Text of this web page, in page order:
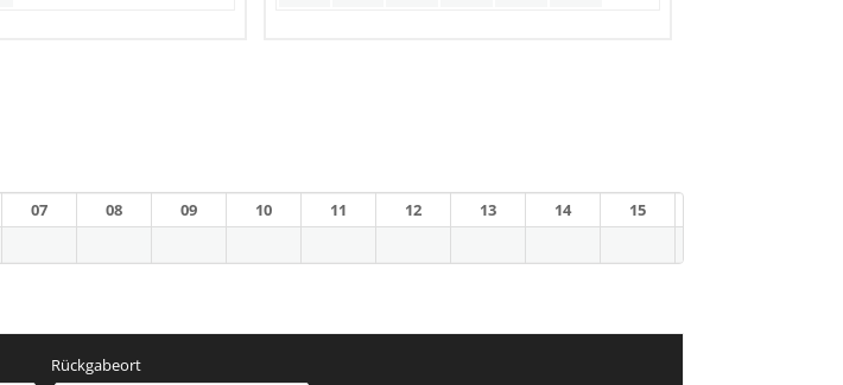
07 08 09 10 11 12 13 14 15
Rückgabeort